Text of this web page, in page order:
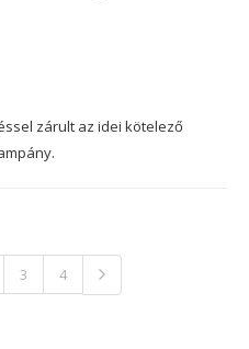
zárult az idei kötelező
3 4